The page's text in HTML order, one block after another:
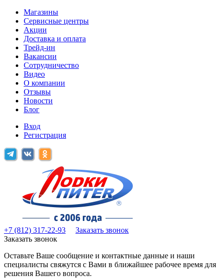
Магазины
Сервисные центры
Акции
Доставка и оплата
Трейд-ин
Вакансии
Сотрудничество
Видео
О компании
Отзывы
Новости
Блог
Вход
Регистрация
+7 (812) 317-22-93
Заказать звонок
Заказать звонок
Оставьте Ваше сообщение и контактные данные и наши
специалисты свяжутся с Вами в ближайшее рабочее время для
решения Вашего вопроса.